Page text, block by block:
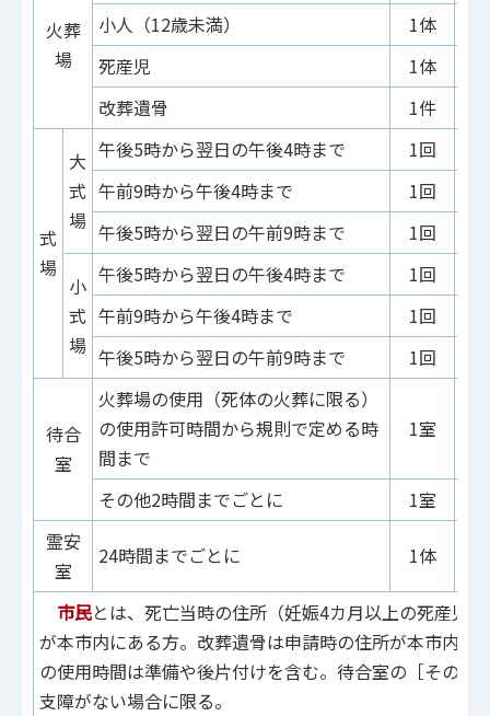
火葬
場
小人（12歳未満）
1体
死産児
1体
改葬遺骨
1件
式
場
大
式
場
午後5時から翌日の午後4時まで
1回
午前9時から午後4時まで
1回
午後5時から翌日の午前9時まで
1回
小
式
場
午後5時から翌日の午後4時まで
1回
午前9時から午後4時まで
1回
午後5時から翌日の午前9時まで
1回
待合
室
火葬場の使用（死体の火葬に限る）
の使用許可時間から規則で定める時
間まで
1室
その他2時間までごとに
1室
霊安
室
24時間までごとに 1体
市民とは、死亡当時の住所（妊娠4カ月以上の死産児
が本市内にある方。改葬遺骨は申請時の住所が本市内
の使用時間は準備や後片付けを含む。待合室の［その他
支障がない場合に限る。